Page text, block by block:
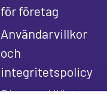
för företag
Användarvillkor
och
integritetspolicy